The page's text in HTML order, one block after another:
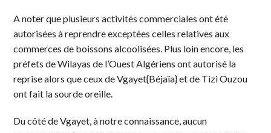
A noter que plusieurs activités commerciales ont été
autorisées à reprendre exceptées celles relatives aux
commerces de boissons alcoolisées. Plus loin encore, les
préfets de Wilayas de l’Ouest Algériens ont autorisé la
reprise alors que ceux de Vgayet{Béjaïa} et de Tizi Ouzou
ont fait la sourde oreille.
Du côté de Vgayet, à notre connaissance, aucun